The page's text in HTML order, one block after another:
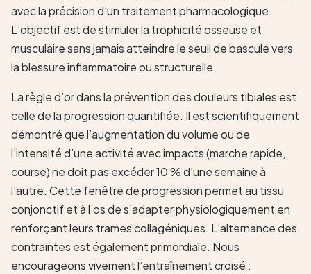
avec la précision d’un traitement pharmacologique.
L’objectif est de stimuler la trophicité osseuse et
musculaire sans jamais atteindre le seuil de bascule vers
la blessure inflammatoire ou structurelle.
La règle d’or dans la prévention des douleurs tibiales est
celle de la progression quantifiée. Il est scientifiquement
démontré que l’augmentation du volume ou de
l’intensité d’une activité avec impacts (marche rapide,
course) ne doit pas excéder 10 % d’une semaine à
l’autre. Cette fenêtre de progression permet au tissu
conjonctif et à l’os de s’adapter physiologiquement en
renforçant leurs trames collagéniques. L’alternance des
contraintes est également primordiale. Nous
encourageons vivement l’entraînement croisé :